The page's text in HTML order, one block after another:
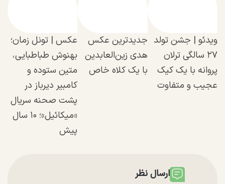
ویدئو | جشن تولد
۲۷ سالگی ترلان
پروانه با یک کیک
عجیب و متفاوت
جدیدترین عکس
هدی زین‌العابدین
با یک کلاه خاص
عکس | تونل زمان؛
بهنوش طباطبایی،
متین ستوده و
کامبیر دیرباز در
پشت صحنه سریال
«میکائیل»؛ ۱۰ سال
پیش
ارسال نظر